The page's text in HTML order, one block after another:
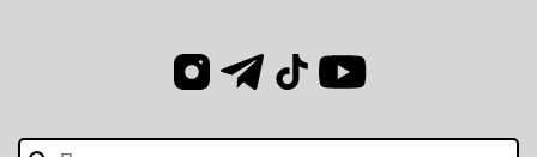
Пошук: